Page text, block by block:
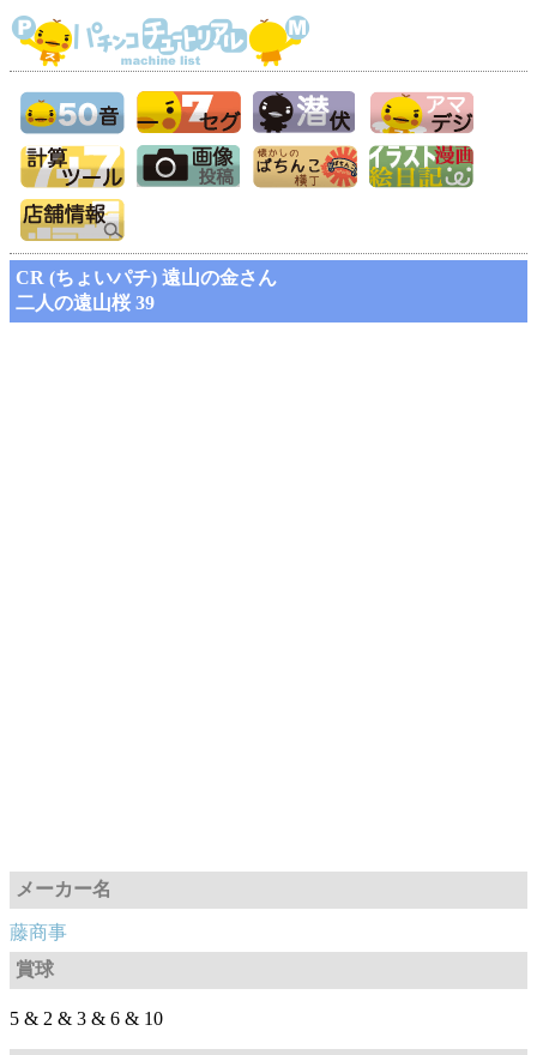
CR (ちょいパチ) 遠山の金さん
二人の遠山桜 39
メーカー名
藤商事
賞球
5 & 2 & 3 & 6 & 10